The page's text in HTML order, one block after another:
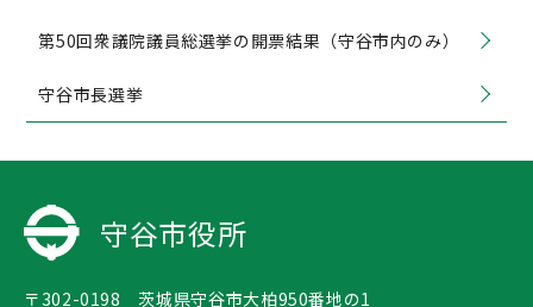
第50回衆議院議員総選挙の開票結果（守谷市内のみ）
守谷市長選挙
守谷市役所
〒302-0198 茨城県守谷市大柏950番地の1